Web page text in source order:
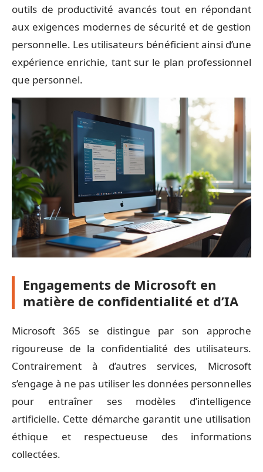
outils de productivité avancés tout en répondant
aux exigences modernes de sécurité et de gestion
personnelle. Les utilisateurs bénéficient ainsi d’une
expérience enrichie, tant sur le plan professionnel
que personnel.
Engagements de Microsoft en
matière de confidentialité et d’IA
Microsoft 365 se distingue par son approche
rigoureuse de la confidentialité des utilisateurs.
Contrairement à d’autres services, Microsoft
s’engage à ne pas utiliser les données personnelles
pour entraîner ses modèles d’intelligence
artificielle. Cette démarche garantit une utilisation
éthique et respectueuse des informations
collectées.